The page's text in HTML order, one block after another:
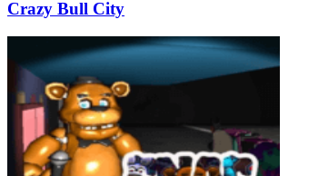
Crazy Bull City